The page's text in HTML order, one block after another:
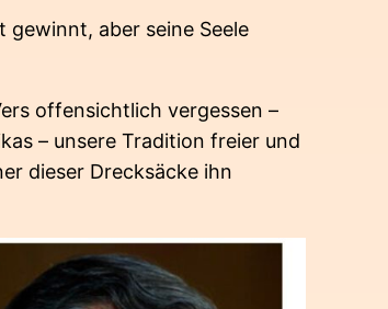
gewinnt, aber seine Seele
offensichtlich vergessen –
– unsere Tradition freier und
dieser Drecksäcke ihn